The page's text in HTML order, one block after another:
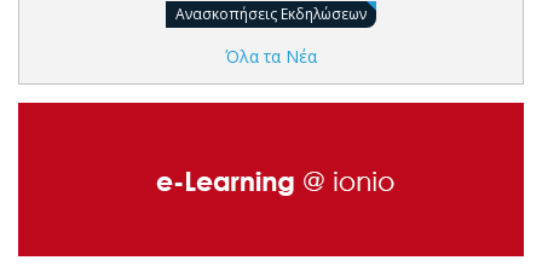
Ανασκοπήσεις Εκδηλώσεων
Όλα τα Νέα